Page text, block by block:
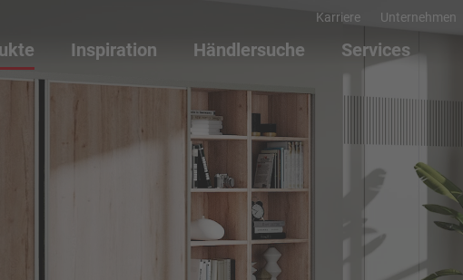
Karriere Unternehmen
Inspiration Händlersuche Services